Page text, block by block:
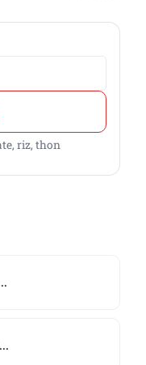
tes
riz, thon